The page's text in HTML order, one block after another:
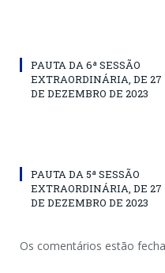
PAUTA DA 6ª SESSÃO
EXTRAORDINÁRIA, DE 27
DE DEZEMBRO DE 2023
PAUTA DA 5ª SESSÃO
EXTRAORDINÁRIA, DE 27
DE DEZEMBRO DE 2023
Os comentários estão